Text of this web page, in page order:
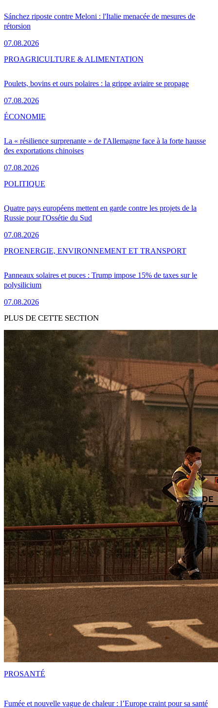
Sánchez riposte contre Meloni : l'Italie menacée de mesures de
rétorsion
07.08.2026
Poulets, bovins et ours polaires : la grippe aviaire se propage
07.08.2026
PROAGRICULTURE & ALIMENTATION
La « résilience surprenante » de l'Allemagne face à la forte hausse
des exportations chinoises
07.08.2026
ÉCONOMIE
Quatre pays européens mettent en garde contre les projets de la
Russie pour l'Ossétie du Sud
07.08.2026
POLITIQUE
Panneaux solaires et puces : Trump impose 15% de taxes sur le
polysilicium
07.08.2026
PROENERGIE, ENVIRONNEMENT ET TRANSPORT
PLUS DE CETTE SECTION
Fumée et nouvelle vague de chaleur : l’Europe craint pour sa santé
PROSANTÉ